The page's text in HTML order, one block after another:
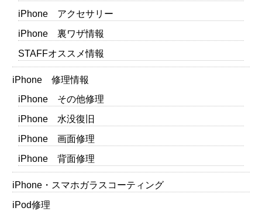
iPhone アクセサリー
iPhone 裏ワザ情報
STAFFオススメ情報
iPhone 修理情報
iPhone その他修理
iPhone 水没復旧
iPhone 画面修理
iPhone 背面修理
iPhone・スマホガラスコーティング
iPod修理